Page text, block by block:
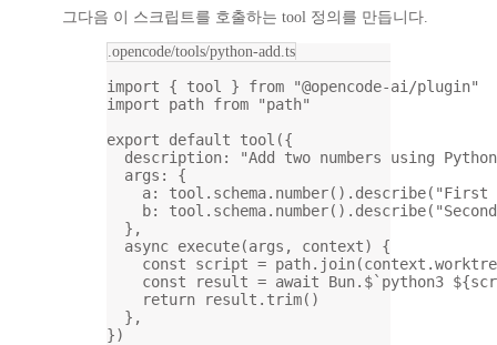
그다음 이 스크립트를 호출하는 tool 정의를 만듭니다.
.opencode/tools/python-add.ts
import { tool } from
"@opencode-ai/plugin"
import path from
"path"
export
default tool ({
description:
"Add two numbers using
args: {
a: tool.schema. number(). describe( "First
b: tool.schema. number(). describe(
},
async execute(args , context) {
const
script = path. join
const
result = await Bun. $`python3 ${
return result. trim()
},
})